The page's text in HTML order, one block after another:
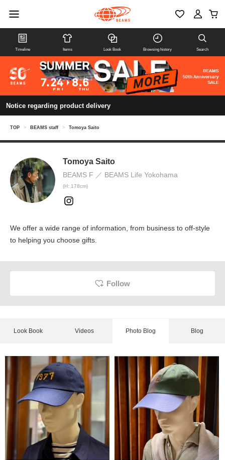
Timeline Items Look Book Browsing history Search
Notice regarding product delivery
TOP > BEAMS staff > Tomoya Saito
Tomoya Saito
BEAMS F BEAMS Life Yokohama
(H: 178cm)
We offer a wide range of information, from business to off-style
to helping you choose gifts.
Follow
Look Book Videos Photo Blog Blog